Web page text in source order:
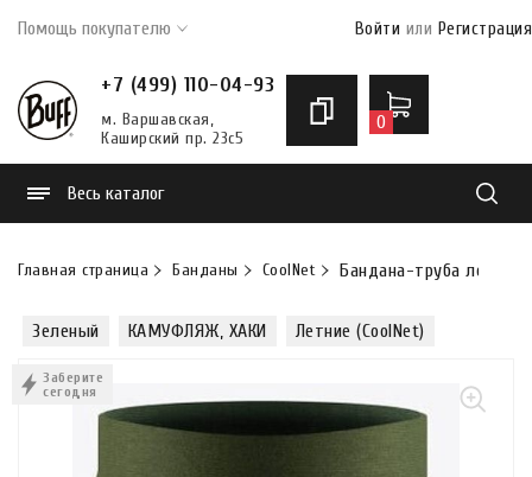
Помощь покупателю Войти или Регистрация
+7 (499) 110-04-93
м. Варшавская,
Каширский пр. 23с5
0
Весь каталог
Главная страница Банданы CoolNet Бандана-труба летняя
Зеленый КАМУФЛЯЖ, ХАКИ Летние (CoolNet)
Заберите
сегодня